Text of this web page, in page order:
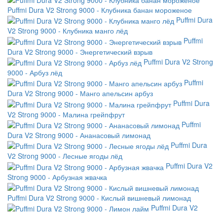
Puffmi Dura V2 Strong 9000 - Клубника банан мороженое
Puffmi Dura
V2 Strong 9000 - Клубника манго лёд
Puffmi
Dura V2 Strong 9000 - Энергетический взрыв
Puffmi Dura V2 Strong
9000 - Арбуз лёд
Puffmi
Dura V2 Strong 9000 - Манго апельсин арбуз
Puffmi Dura
V2 Strong 9000 - Малина грейпфрут
Puffmi
Dura V2 Strong 9000 - Ананасовый лимонад
Puffmi Dura
V2 Strong 9000 - Лесные ягоды лёд
Puffmi Dura V2
Strong 9000 - Арбузная жвачка
Puffmi Dura V2 Strong 9000 - Кислый вишневый лимонад
Puffmi Dura V2